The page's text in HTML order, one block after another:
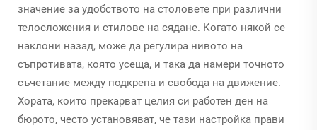
значение за удобството на столовете при различни
телосложения и стилове на сядане. Когато някой се
наклони назад, може да регулира нивото на
съпротивата, която усеща, и така да намери точното
съчетание между подкрепа и свобода на движение.
Хората, които прекарват целия си работен ден на
бюрото, често установяват, че тази настройка прави